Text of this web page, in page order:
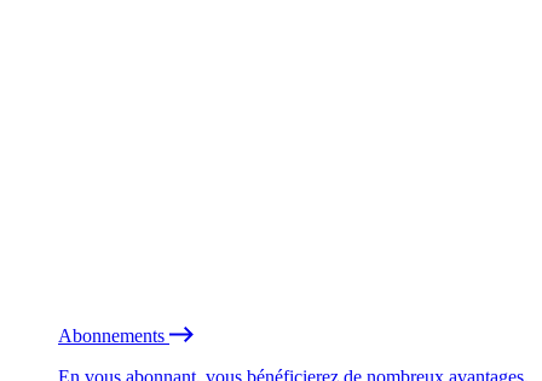
Abonnements
En vous abonnant, vous bénéficierez de nombreux avantages,